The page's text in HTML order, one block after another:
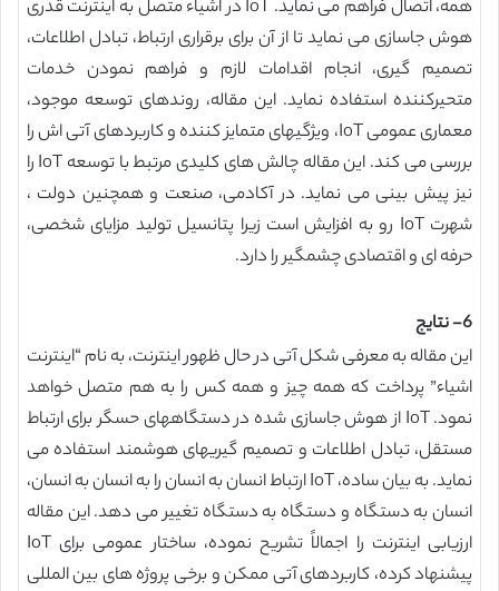
همه، اتصال فراهم می نماید. IoT در اشیاء متصل به اینترنت قدری
هوش جاسازی می نماید تا از آن برای برقراری ارتباط، تبادل اطلاعات،
تصمیم گیری، انجام اقدامات لازم و فراهم نمودن خدمات
متحیرکننده استفاده نماید. این مقاله، روندهای توسعه موجود،
معماری عمومی IoT، ویژگیهای متمایز کننده و کاربردهای آتی اش را
بررسی می کند. این مقاله چالش های کلیدی مرتبط با توسعه IoT را
نیز پیش بینی می نماید. در آکادمی، صنعت و همچنین دولت ،
شهرت IoT رو به افزایش است زیرا پتانسیل تولید مزایای شخصی،
حرفه ای و اقتصادی چشمگیر را دارد.
6- نتایج
این مقاله به معرفی شکل آتی در حال ظهور اینترنت، به نام “اینترنت
اشیاء” پرداخت که همه چیز و همه کس را به هم متصل خواهد
نمود. IoT از هوش جاسازی شده در دستگاههای حسگر برای ارتباط
مستقل، تبادل اطلاعات و تصمیم گیریهای هوشمند استفاده می
نماید. به بیان ساده، IoT ارتباط انسان به انسان را به انسان به انسان،
انسان به دستگاه و دستگاه به دستگاه تغییر می دهد. این مقاله
ارزیابی اینترنت را اجمالاً تشریح نموده، ساختار عمومی برای IoT
پیشنهاد کرده، کاربردهای آتی ممکن و برخی پروژه های بین المللی